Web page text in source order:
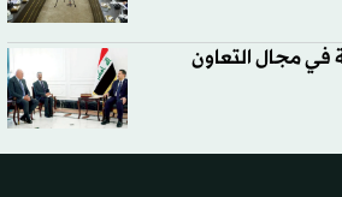
في مجال التعاون